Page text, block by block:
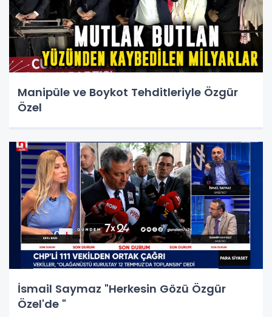
Manipüle ve Boykot Tehditleriyle Özgür
Özel
İsmail Saymaz "Herkesin Gözü Özgür
Özel'de "